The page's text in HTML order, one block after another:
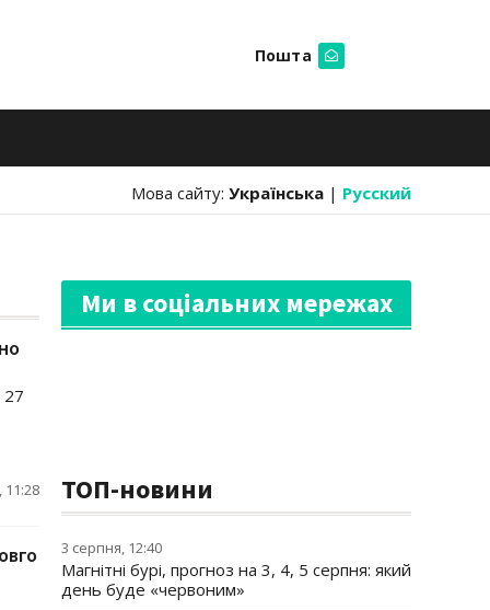
Пошта
Мова сайту: Українська | Русский
27
11:28
Ми в соціальних мережах
ТОП-новини
3 серпня, 12:40
Магнітні бурі, прогноз на 3, 4, 5 серпня: який
день буде «червоним»